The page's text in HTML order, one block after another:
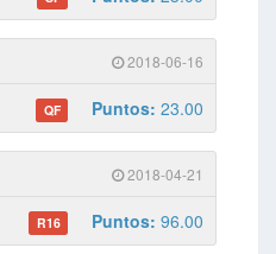
2018-06-16
QF Puntos: 23.00
2018-04-21
R16 Puntos: 96.00